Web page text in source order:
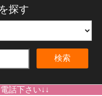
探す
検索
話下さい↓↓